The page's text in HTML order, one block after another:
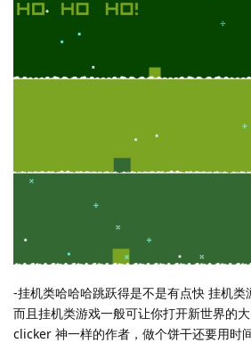
-挂机类哈哈哈跳跃得是不是有点快 挂机类
而且挂机类游戏一般可让你打开新世界的
clicker 神一样的作者，做个饼干还要用时